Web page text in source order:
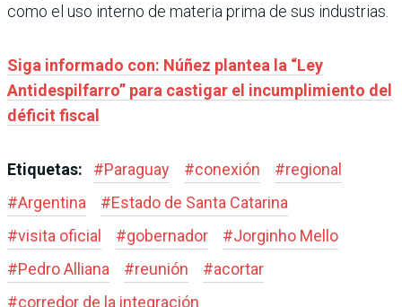
como el uso interno de materia prima de sus industrias.
Siga informado con: Núñez plantea la “Ley
Antidespilfarro” para castigar el incumplimiento del
déficit fiscal
Etiquetas: #Paraguay #conexión #regional
#Argentina #Estado de Santa Catarina
#visita oficial #gobernador #Jorginho Mello
#Pedro Alliana #reunión #acortar
#corredor de la integración